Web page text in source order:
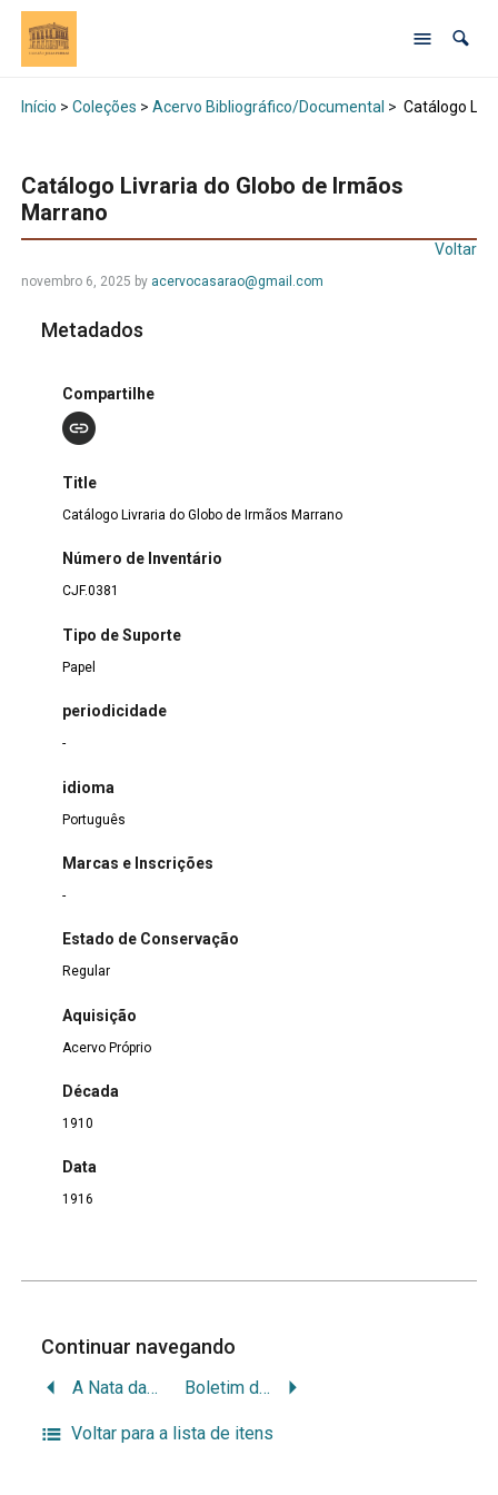
Início > Coleções > Acervo Bibliográfico/Documental > Catálogo
Catálogo Livraria do Globo de Irmãos
Marrano
Voltar
novembro 6, 2025 by acervocasarao@gmail.com
Metadados
Compartilhe
Title
Catálogo Livraria do Globo de Irmãos Marrano
Número de Inventário
CJF.0381
Tipo de Suporte
Papel
periodicidade
-
idioma
Português
Marcas e Inscrições
-
Estado de Conservação
Regular
Aquisição
Acervo Próprio
Década
1910
Data
1916
Continuar navegando
A Nata da Agricultura Conselhos Práticos Boletim da devoção de s.jose órgam das boas obras em favor dos pobres
Voltar para a lista de itens